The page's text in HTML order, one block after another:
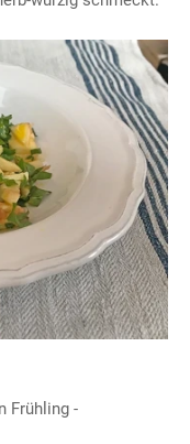
Frühling -